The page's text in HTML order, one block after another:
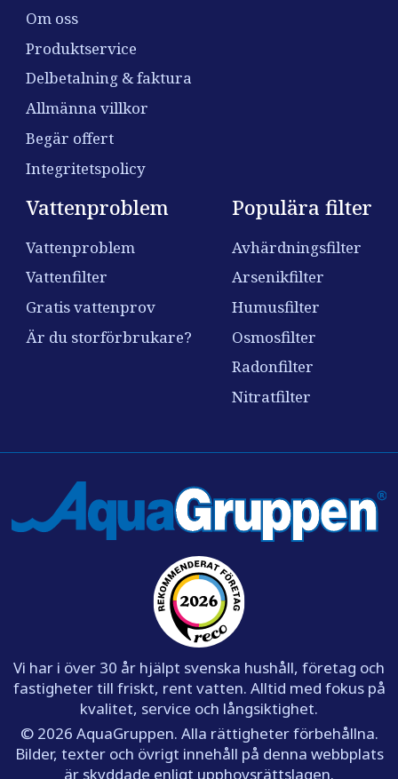
Om oss
Produktservice
Delbetalning & faktura
Allmänna villkor
Begär offert
Integritetspolicy
Vattenproblem
Vattenproblem
Vattenfilter
Gratis vattenprov
Är du storförbrukare?
Populära filter
Avhärdningsfilter
Arsenikfilter
Humusfilter
Osmosfilter
Radonfilter
Nitratfilter
Vi har i över 30 år hjälpt svenska hushåll, företag och
fastigheter till friskt, rent vatten. Alltid med fokus på
kvalitet, service och långsiktighet.
© 2026 AquaGruppen. Alla rättigheter förbehållna.
Bilder, texter och övrigt innehåll på denna webbplats
är skyddade enligt upphovsrättslagen.